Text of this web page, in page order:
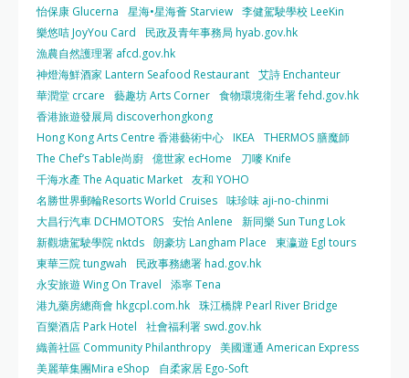
怡保康 Glucerna
星海•星海薈 Starview 李健駕駛學校 LeeKin
樂悠咭 JoyYou Card
民政及青年事務局 hyab.gov.hk
漁農自然護理署 afcd.gov.hk
神燈海鮮酒家 Lantern Seafood Restaurant 艾詩 Enchanteur
華潤堂 crcare
藝趣坊 Arts Corner 食物環境衛生署 fehd.gov.hk
香港旅遊發展局 discoverhongkong
Hong Kong Arts Centre 香港藝術中心 IKEA THERMOS 膳魔師
The Chef’s Table尚廚 億世家 ecHome
刀嘜 Knife
千海水產 The Aquatic Market 友和 YOHO
名勝世界郵輪Resorts World Cruises 味珍味 aji-no-chinmi
大昌行汽車 DCHMOTORS 安怡 Anlene
新同樂 Sun Tung Lok
新觀塘駕駛學院 nktds 朗豪坊 Langham Place
東瀛遊 Egl tours
東華三院 tungwah
民政事務總署 had.gov.hk
永安旅遊 Wing On Travel
添寧 Tena
港九藥房總商會 hkgcpl.com.hk 珠江橋牌 Pearl River Bridge
百樂酒店 Park Hotel
社會福利署 swd.gov.hk
織善社區 Community Philanthropy 美國運通 American Express
美麗華集團Mira eShop
自柔家居 Ego-Soft